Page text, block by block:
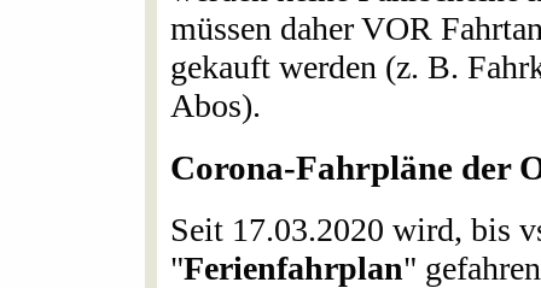
müssen daher VOR
gekauft werden (z. B.
Abos).
Corona-Fahrpläne der
Seit 17.03.2020 wird, bis
"Ferienfahrplan"